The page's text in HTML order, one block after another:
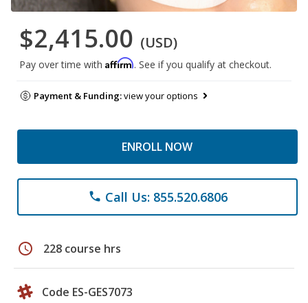
$2,415.00 (USD)
Pay over time with Affirm. See if you qualify at checkout.
Payment & Funding:view your options
ENROLL NOW
phone Call Us: 855.520.6806
schedule 228 course hrs
Code ES-GES7073